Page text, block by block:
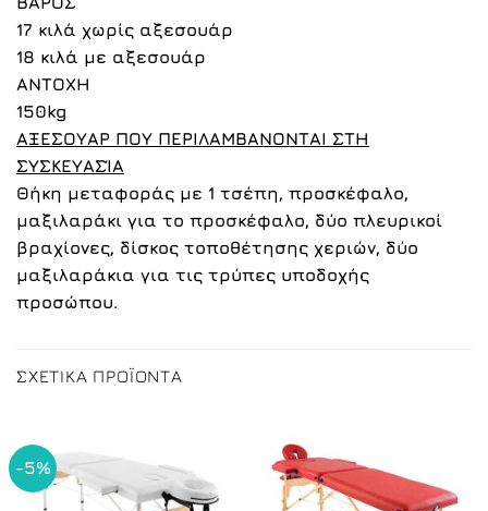
17 κιλά χωρίς αξεσουάρ
18 κιλά με αξεσουάρ
ΑΝΤΟΧΗ
150kg
ΑΞΕΣΟΥΑΡ ΠΟΥ ΠΕΡΙΛΑΜΒΑΝΟΝΤΑΙ ΣΤΗ
ΣΥΣΚΕΥΑΣΊΑ
Θήκη μεταφοράς με 1 τσέπη, προσκέφαλο,
μαξιλαράκι για το προσκέφαλο, δύο πλευρικοί
βραχίονες, δίσκος τοποθέτησης χεριών, δύο
μαξιλαράκια για τις τρύπες υποδοχής
προσώπου.
ΣΧΕΤΙΚΆ ΠΡΟΪΌΝΤΑ
-5%